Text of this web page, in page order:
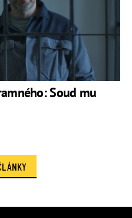
Soud mu